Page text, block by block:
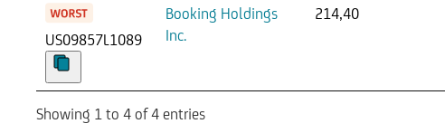
US09857L1089
Booking Holdings
Inc.
214,40
Showing 1 to 4 of 4 entries